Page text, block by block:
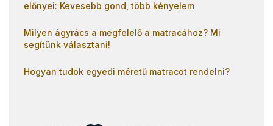
előnyei: Kevesebb gond, több kényelem
Milyen ágyrács a megfelelő a matracához? Mi
segítünk választani!
Hogyan tudok egyedi méretű matracot rendelni?